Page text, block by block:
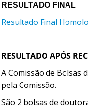
RESULTADO FINAL
Resultado Final
RESULTADO APÓS
A Comissão de Bolsas
pela Comissão.
São 2 bolsas de